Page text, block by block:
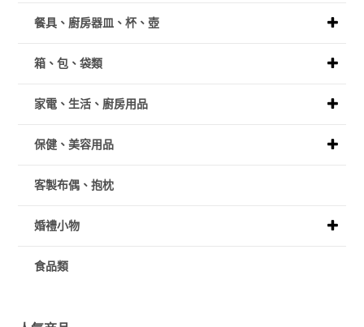
餐具、廚房器皿、杯、壺
箱、包、袋類
家電、生活、廚房用品
保健、美容用品
客製布偶、抱枕
婚禮小物
食品類